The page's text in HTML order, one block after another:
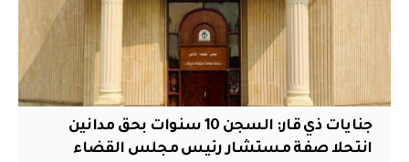
جنايات ذي قار: السجن 10 سنوات بحق مدانين
انتحلا صفة مستشار رئيس مجلس القضاء